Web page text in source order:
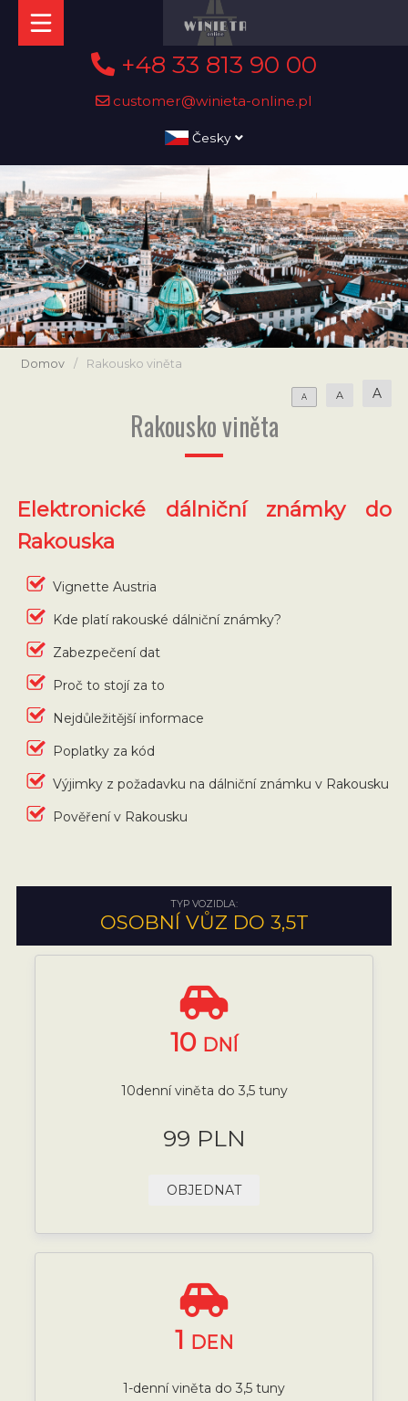
+48 33 813 90 00
customer@winieta-online.pl
Česky
Domov / Rakousko viněta
A A A
Rakousko viněta
Elektronické dálniční známky do
Rakouska
Vignette Austria
Kde platí rakouské dálniční známky?
Zabezpečení dat
Proč to stojí za to
Nejdůležitější informace
Poplatky za kód
Výjimky z požadavku na dálniční známku v Rakousku
Pověření v Rakousku
TYP VOZIDLA:
OSOBNÍ VŮZ DO 3,5T
10 DNÍ
10denní viněta do 3,5 tuny
99 PLN
OBJEDNAT
1 DEN
1-denní viněta do 3,5 tuny